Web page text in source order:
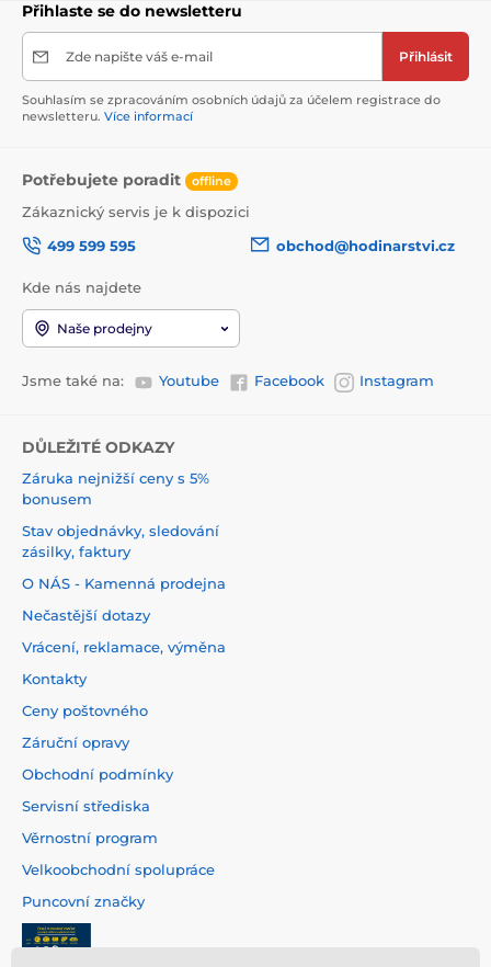
Přihlaste se do newsletteru
Zde napište váš e-mail Přihlásit
Souhlasím se zpracováním osobních údajů za účelem registrace do
newsletteru. Více informací
Potřebujete poradit offline
Zákaznický servis je k dispozici
499 599 595
obchod@hodinarstvi.cz
Kde nás najdete
Naše prodejny
Jsme také na: Youtube Facebook Instagram
DŮLEŽITÉ ODKAZY
Záruka nejnižší ceny s 5%
bonusem
Stav objednávky, sledování
zásilky, faktury
O NÁS - Kamenná prodejna
Nečastější dotazy
Vrácení, reklamace, výměna
Kontakty
Ceny poštovného
Záruční opravy
Obchodní podmínky
Servisní střediska
Věrnostní program
Velkoobchodní spolupráce
Puncovní značky